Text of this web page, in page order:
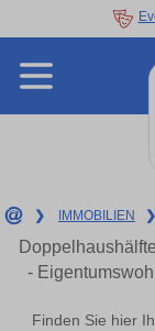
❯ IMMOBILIEN ❯
-
Finden Sie hier